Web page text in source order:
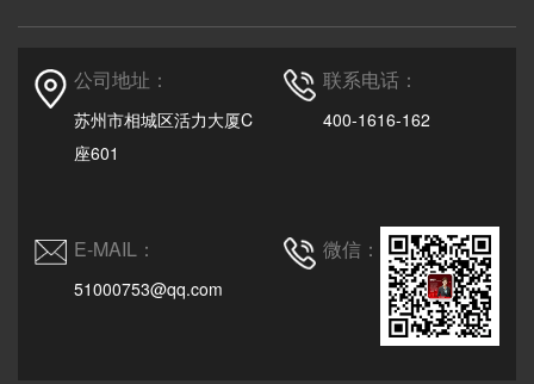
公司地址：
苏州市相城区活力大厦C
座601
联系电话：
400-1616-162
E-MAIL：
51000753@qq.com
微信：